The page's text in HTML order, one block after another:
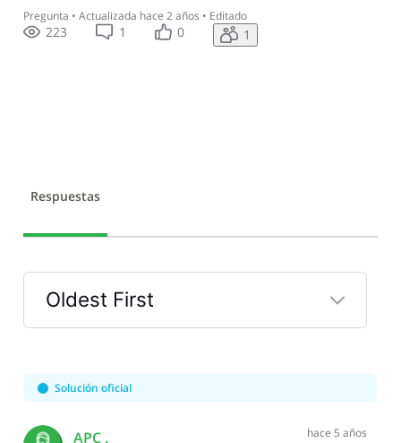
Pregunta • Actualizada hace 2 años • Editado
223 1 0 1
Respuestas
Oldest First
Selected
First
Solución oficial
APC . hace 5 años